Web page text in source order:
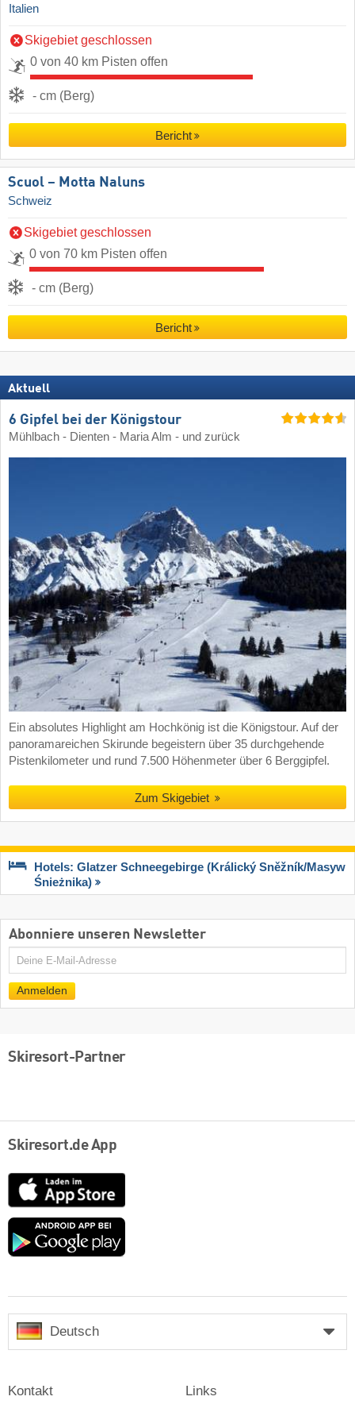
Italien
Skigebiet geschlossen
0 von 40 km Pisten offen
- cm (Berg)
Bericht
Scuol – Motta Naluns
Schweiz
Skigebiet geschlossen
0 von 70 km Pisten offen
- cm (Berg)
Bericht
Aktuell
6 Gipfel bei der Königstour
Mühlbach - Dienten - Maria Alm - und zurück
Ein absolutes Highlight am Hochkönig ist die Königstour. Auf der
panoramareichen Skirunde begeistern über 35 durchgehende
Pistenkilometer und rund 7.500 Höhenmeter über 6 Berggipfel.
Zum Skigebiet
Hotels: Glatzer Schneegebirge (Králický Sněžník/​Masyw
Śnieżnika)
Abonniere unseren Newsletter
E-
Anmelden
Skiresort-Partner
Skiresort.de App
App
Store
Google
Deutsch
Kontakt Links